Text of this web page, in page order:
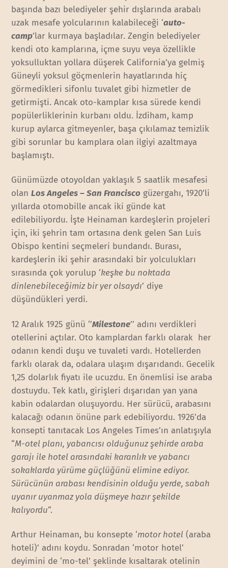
başında bazı belediyeler şehir dışlarında arabalı
uzak mesafe yolcularının kalabileceği ‘auto-
camp’lar kurmaya başladılar. Zengin belediyeler
kendi oto kamplarına, içme suyu veya özellikle
yoksulluktan yollara düşerek California’ya gelmiş
Güneyli yoksul göçmenlerin hayatlarında hiç
görmedikleri sifonlu tuvalet gibi hizmetler de
getirmişti. Ancak oto-kamplar kısa sürede kendi
popülerliklerinin kurbanı oldu. İzdiham, kamp
kurup aylarca gitmeyenler, başa çıkılamaz temizlik
gibi sorunlar bu kamplara olan ilgiyi azaltmaya
başlamıştı.
Günümüzde otoyoldan yaklaşık 5 saatlik mesafesi
olanLos Angeles – San Francisco güzergahı, 1920’li
yıllarda otomobille ancak iki günde kat
edilebiliyordu. İşte Heinaman kardeşlerin projeleri
için, iki şehrin tam ortasına denk gelen San Luis
Obispo kentini seçmeleri bundandı. Burası,
kardeşlerin iki şehir arasındaki bir yolculukları
sırasında çok yorulup ‘keşke bu noktada
dinlenebileceğimiz bir yer olsaydı’ diye
düşündükleri yerdi.
12 Aralık 1925 günü ‘’Milestone’’ adını verdikleri
otellerini açtılar. Oto kamplardan farklı olarak her
odanın kendi duşu ve tuvaleti vardı. Hotellerden
farklı olarak da, odalara ulaşım dışarıdandı. Gecelik
1,25 dolarlık fiyatı ile ucuzdu. En önemlisi ise araba
dostuydu. Tek katlı, girişleri dışarıdan yan yana
kabin odalardan oluşuyordu. Her sürücü, arabasını
kalacağı odanın önüne park edebiliyordu. 1926’da
konsepti tanıtacak Los Angeles Times’ın anlatışıyla
“M-otel planı, yabancısı olduğunuz şehirde araba
garajı ile hotel arasındaki karanlık ve yabancı
sokaklarda yürüme güçlüğünü elimine ediyor.
Sürücünün arabası kendisinin olduğu yerde, sabah
uyanır uyanmaz yola düşmeye hazır şekilde
kalıyordu“.
Arthur Heinaman, bu konsepte ‘motor hotel (araba
hoteli)’ adını koydu. Sonradan ‘motor hotel’
deyimini de ‘mo-tel’ şeklinde kısaltarak otelinin